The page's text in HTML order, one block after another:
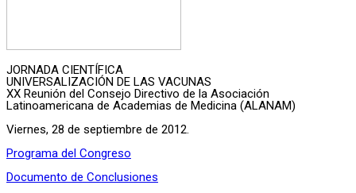
JORNADA CIENTÍFICA
UNIVERSALIZACIÓN DE LAS VACUNAS
XX Reunión del Consejo Directivo de la Asociación
Latinoamericana de Academias de Medicina (ALANAM)
Viernes, 28 de septiembre de 2012.
Programa del Congreso
Documento de Conclusiones